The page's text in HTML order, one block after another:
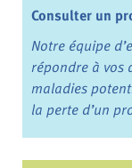
Consulter un
Notre équipe
répondre à vos
maladies
la perte d’un